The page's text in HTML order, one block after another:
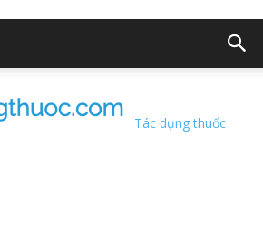
Tác dụng thuốc